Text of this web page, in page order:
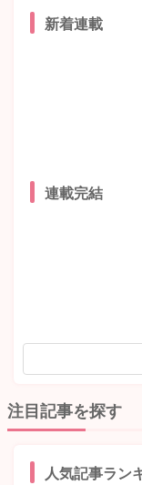
新着連載
連載完結
注目記事を探す
人気記事ラン